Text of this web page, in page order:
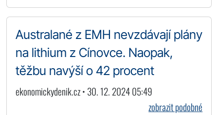
Australané z EMH nevzdávají plány
na lithium z Cínovce. Naopak,
těžbu navýší o 42 procent
ekonomickydenik.cz • 30. 12. 2024 05:49
zobrazit podobné